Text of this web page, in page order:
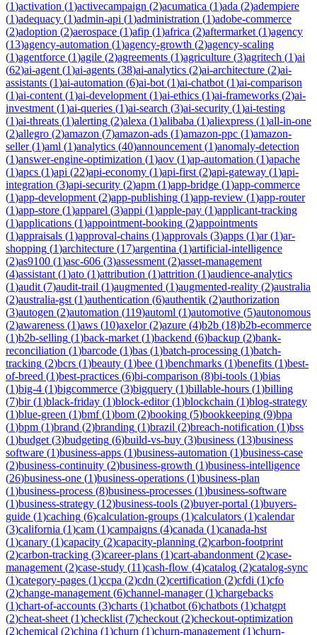
(1)activation (1)activecampaign (2)acumatica (1)ada (2)adempiere
(1)adequacy (1)admin-api (1)administration (1)adobe-commerce
(2)adoption (2)aerospace (1)afip (1)africa (2)aftermarket (1)agency
(13)agency-automation (1)agency-growth (2)agency-scaling
(1)agentforce (1)agile (2)agreements (1)agriculture (3)agritech (1)ai
(62)ai-agent (1)ai-agents (38)ai-analytics (2)ai-architecture (2)ai-
assistants (1)ai-automation (6)ai-bot (1)ai-chatbot (1)ai-comparison
(1)ai-content (1)ai-development (1)ai-ethics (1)ai-frameworks (2)ai-
investment (1)ai-queries (1)ai-search (3)ai-security (1)ai-testing
(1)ai-threats (1)alerting (2)alexa (1)alibaba (1)aliexpress (1)all-in-one
(2)allegro (2)amazon (7)amazon-ads (1)amazon-ppc (1)amazon-
seller(1)aml (1)analytics (40)announcement (1)anomaly-detection
(1)answer-engine-optimization (1)aov (1)ap-automation (1)apache
(1)apcs (1)api (22)api-economy (1)api-first (2)api-gateway (1)api-
integration (3)api-security (2)apm (1)app-bridge (1)app-commerce
(1)app-development (2)app-publishing (1)app-review (1)app-router
(1)app-store (1)apparel (3)appi (1)apple-pay (1)applicant-tracking
(1)applications (1)appointment-booking (2)appointments
(1)appraisals (1)approval-chains (1)approvals (3)apps (1)ar(1)ar-
shopping (1)architecture (17)argentina (1)artificial-intelligence
(2)as9100 (1)asc-606 (3)assessment (2)asset-management
(4)assistant (1)ato (1)attribution (1)attrition (1)audience-analytics
(1)audit (7)audit-trail (1)augmented (1)augmented-reality (2)australia
(2)australia-gst (1)authentication (6)authentik (2)authorization
(3)autogen (2)automation (119)automl (1)automotive (5)autonomous
(2)awareness (1)aws (10)axelor(2)azure (4)b2b (18)b2b-ecommerce
(1)b2b-selling (1)back-market (1)backend (6)backup (2)bank-
reconciliation (1)barcode (1)bas (1)batch-processing (1)batch-
tracking (2)bcrs (1)beauty (1)bee (1)benchmarks (1)benefits (1)best-
of-breed (1)best-practices (6)bi-comparison (8)bi-tools (1)bias
(1)big-4 (1)bigcommerce (3)bigquery (1)billable-hours (1)billing
(7)bir(1)black-friday (1)block-editor(1)blockchain (1)blog-strategy
(1)blue-green (1)bmf(1)bom (2)booking (5)bookkeeping (9)bpa
(1)bpm (1)brand (2)branding (1)brazil (2)breach-notification (1)bss
(1)budget (3)budgeting (6)build-vs-buy (3)business (13)business
software (1)business-apps (1)business-automation (1)business-case
(2)business-continuity (2)business-growth (1)business-intelligence
(26)business-one (1)business-operations (1)business-plan
(1)business-process (8)business-processes (1)business-software
(1)business-strategy (12)business-tools (2)buyer-portal (1)buyers-
guide (1)caching (6)calculation-groups (1)calculators (1)calendar
(3)california (1)cam (1)campaigns (4)canada (1)canada-hst
(1)canary (1)capacity (2)capacity-planning (2)carbon-footprint
(2)carbon-tracking (3)career-plans (1)cart-abandonment (2)case-
management (2)case-study (11)cash-flow (4)catalog (2)catalog-sync
(1)category-pages (1)ccpa (2)cdn (2)certification (2)cfdi (1)cfo
(2)change-management (6)channel-manager(1)chargebacks
(1)chart-of-accounts (3)charts (1)chatbot (6)chatbots (1)chatgpt
(2)cheat-sheet (1)checklist (7)checkout (2)checkout-optimization
(2)chemical (2)china (1)churn (1)churn-management (1)churn-